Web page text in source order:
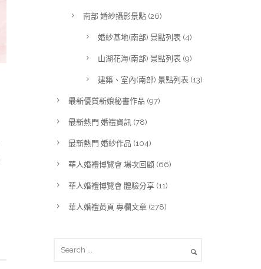
南部 婚紗攝影景點 (26)
婚紗基地(南部) 景點列表 (4)
山湖花海(南部) 景點列表 (9)
建築、室內(南部) 景點列表 (13)
最新優質新娘秘書作品 (97)
最新熱門 婚禮資訊 (78)
最新熱門 婚紗作品 (104)
華人婚禮博覽會 場次回顧 (66)
華人婚禮博覽會 體驗分享 (11)
華人婚禮黃頁 專欄文章 (278)